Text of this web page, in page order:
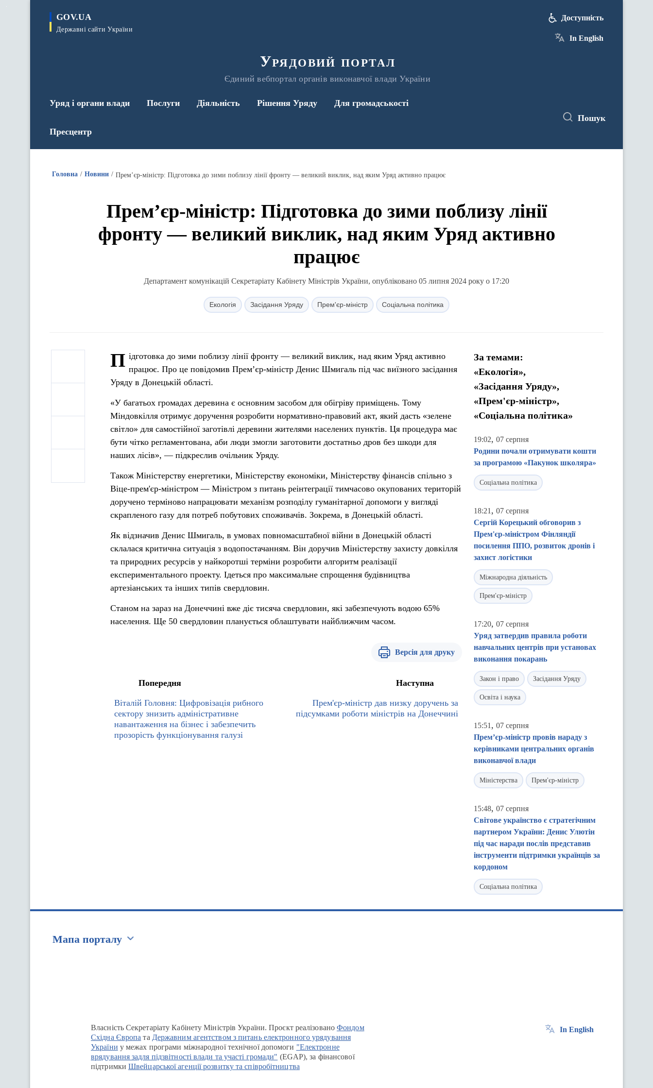
GOV.UA
Державні сайти України
Урядовий портал
Єдиний вебпортал органів виконавчої влади України
Доступність
In English
Уряд і органи влади Послуги Діяльність Рішення Уряду Для громадськості
Пресцентр
Пошук
Головна Новини Прем’єр-міністр: Підготовка до зими поблизу лінії фронту — великий виклик, над яким Уряд активно працює
Прем’єр-міністр: Підготовка до зими поблизу лінії
фронту — великий виклик, над яким Уряд активно
працює
Департамент комунікацій Секретаріату Кабінету Міністрів України, опубліковано 05 липня 2024 року о 17:20
Екологія Засідання Уряду Прем'єр-міністр Соціальна політика
П ідготовка до зими поблизу лінії фронту — великий виклик, над яким Уряд активно
працює. Про це повідомив Прем’єр-міністр Денис Шмигаль під час виїзного засідання
Уряду в Донецькій області.
«У багатьох громадах деревина є основним засобом для обігріву приміщень. Тому
Міндовкілля отримує доручення розробити нормативно-правовий акт, який дасть «зелене
світло» для самостійної заготівлі деревини жителями населених пунктів. Ця процедура має
бути чітко регламентована, аби люди змогли заготовити достатньо дров без шкоди для
наших лісів», — підкреслив очільник Уряду.
Також Міністерству енергетики, Міністерству економіки, Міністерству фінансів спільно з
Віце-прем'єр-міністром — Міністром з питань реінтеграції тимчасово окупованих територій
доручено терміново напрацювати механізм розподілу гуманітарної допомоги у вигляді
скрапленого газу для потреб побутових споживачів. Зокрема, в Донецькій області.
Як відзначив Денис Шмигаль, в умовах повномасштабної війни в Донецькій області
склалася критична ситуація з водопостачанням. Він доручив Міністерству захисту довкілля
та природних ресурсів у найкоротші терміни розробити алгоритм реалізації
експериментального проекту. Ідеться про максимальне спрощення будівництва
артезіанських та інших типів свердловин.
Станом на зараз на Донеччині вже діє тисяча свердловин, які забезпечують водою 65%
населення. Ще 50 свердловин планується облаштувати найближчим часом.
Версія для друку
Попередня
Віталій Головня: Цифровізація рибного
сектору знизить адміністративне
навантаження на бізнес і забезпечить
прозорість функціонування галузі
Наступна
Прем'єр-міністр дав низку доручень за
підсумками роботи міністрів на Донеччині
За темами:
«Екологія»,
«Засідання Уряду»,
«Прем'єр-міністр»,
«Соціальна політика»
19:02, 07 серпня
Родини почали отримувати кошти
за програмою «Пакунок школяра»
Соціальна політика
18:21 , 07 серпня
Сергій Корецький обговорив з
Прем'єр-міністром Фінляндії
посилення ППО, розвиток дронів і
захист логістики
Міжнародна діяльність
Прем'єр-міністр
17:20, 07 серпня
Уряд затвердив правила роботи
навчальних центрів при установах
виконання покарань
Закон і право Засідання Уряду
Освіта і наука
15:51 , 07 серпня
Прем’єр-міністр провів нараду з
керівниками центральних органів
виконавчої влади
Міністерства Прем'єр-міністр
15:48, 07 серпня
Світове українство є стратегічним
партнером України: Денис Улютін
під час наради послів представив
інструменти підтримки українців за
кордоном
Соціальна політика
Мапа порталу
Власність Секретаріату Кабінету Міністрів України. Проєкт реалізованоФондом
Східна Європа та Державним агентством з питань електронного урядування
України у межах програми міжнародної технічної допомоги "Електронне
врядування задля підзвітності влади та участі громади" (EGAP), за фінансової
підтримки Швейцарської агенції розвитку та співробітництва
In English